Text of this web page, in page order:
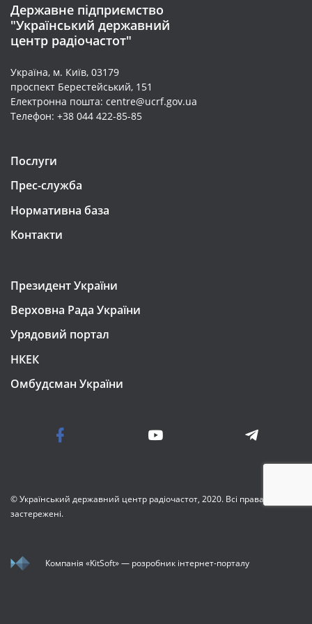
Державне підприємство
"Український державний
центр радіочастот"
Україна, м. Київ, 03179
проспект Берестейський, 151
Електронна пошта: centre@ucrf.gov.ua
Телефон: +38 044 422-85-85
Послуги
Прес-служба
Нормативна база
Контакти
Президент України
Верховна Рада України
Урядовий портал
НКЕК
Омбудсман України
© Український державний центр радіочастот, 2020. Всі права
застережені.
Компанія «KitSoft»— розробник інтернет-порталу